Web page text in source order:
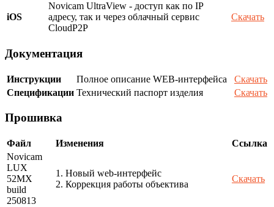
iOS
Novicam UltraView - доступ как по IP
адресу, так и через облачный сервис
CloudP2P
Скачать
Документация
Инструкции Полное описание WEB-интерфейса
Скачать
Спецификации Технический паспорт изделия Скачать
Прошивка
Файл Изменения
Ссылка
Novicam
LUX
52MX
build
250813
1. Новый web-интерфейс
2. Коррекция работы объектива
Скачать